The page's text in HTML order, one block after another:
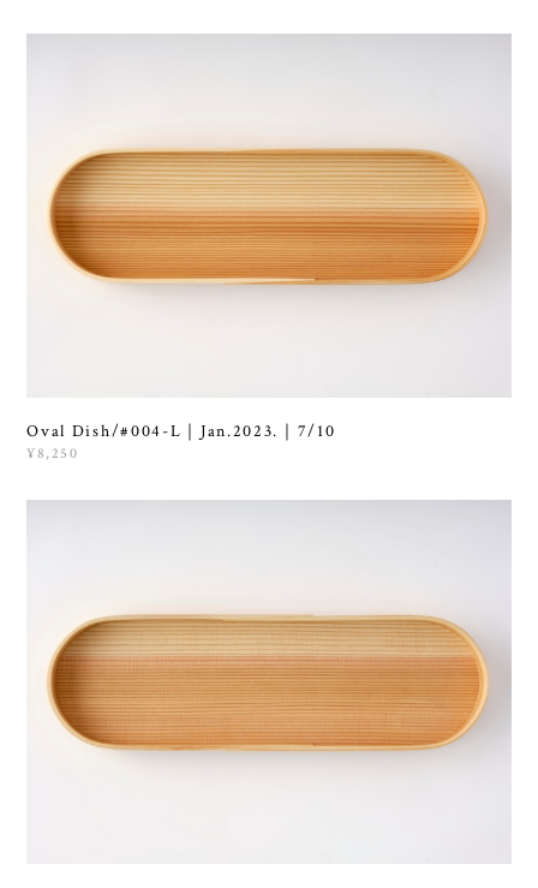
Oval Dish/#004-L｜Jan.2023.｜7/10
¥8,250